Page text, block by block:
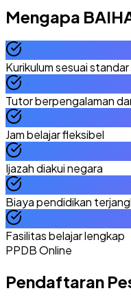
Mengapa
Kurikulum sesuai
Tutor berpengalaman
Jam belajar fleksibel
Ijazah diakui negara
Biaya pendidikan
Fasilitas belajar lengkap
PPDB Online
Pendaftaran